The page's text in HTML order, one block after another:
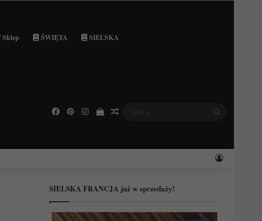
Sklep ŚWIĘTA SIELSKA
Facebook
PinterestInstagramPodejrzyj swój koszyk
Losowy wpis
Zaloguj
SIELSKA FRANCJA już w sprzedaży!